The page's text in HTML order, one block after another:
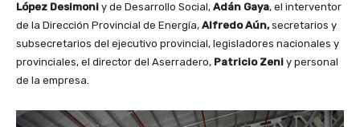
López Desimoni y de Desarrollo Social, Adán Gaya, el interventor
de la Dirección Provincial de Energía, Alfredo Aún,secretarios y
subsecretarios del ejecutivo provincial, legisladores nacionales y
provinciales, el director del Aserradero, Patricio Zeni y personal
de la empresa.